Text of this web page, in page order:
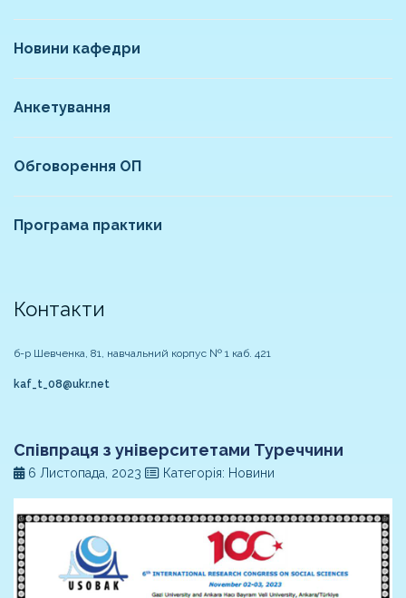
Новини кафедри
Анкетування
Обговорення ОП
Програма практики
Контакти
б-р Шевченка, 81, навчальний корпус № 1 каб. 421
kaf_t_08@ukr.net
Співпраця з університетами Туреччини
6 Листопада, 2023 Категорія: Новини